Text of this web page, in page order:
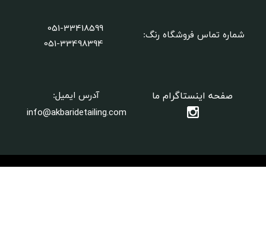
آدرس ایمیل:
info@akbaridetailing.com
صفحه اینستاگرام ما
شماره تماس فروشگاه رنگ:
051-33418599
​​​​​​​051-33498394